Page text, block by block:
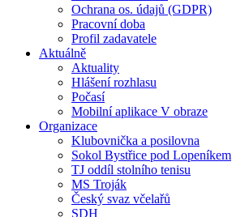
Ochrana os. údajů (GDPR)
Pracovní doba
Profil zadavatele
Aktuálně
Aktuality
Hlášení rozhlasu
Počasí
Mobilní aplikace V obraze
Organizace
Klubovnička a posilovna
Sokol Bystřice pod Lopeníkem
TJ oddíl stolního tenisu
MS Troják
Český svaz včelařů
SDH